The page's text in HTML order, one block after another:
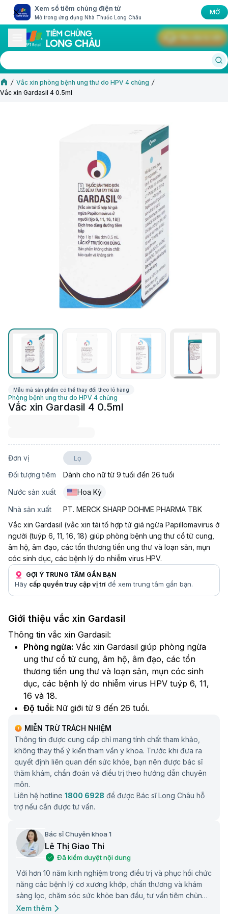
Xem sổ tiêm chủng điện tử
Mở trong ứng dụng Nhà Thuốc Long Châu
MỞ
Vắc xin Gardasil 4 0.5ml
Vắc xin phòng bệnh ung thư do HPV 4 chủng
Vắc xin Gardasil 4 0.5ml
Mẫu mã sản phẩm có thể thay đổi theo lô hàng
Phòng bệnh ung thư do HPV 4 chủng
Vắc xin Gardasil 4 0.5ml
Đơn vị Lọ
Đối tượng tiêm
Dành cho nữ từ 9 tuổi đến 26 tuổi
Nước sản xuất
Hoa Kỳ
Nhà sản xuất
PT. MERCK SHARP DOHME PHARMA TBK
Vắc xin Gardasil (vắc xin tái tổ hợp tứ giá ngừa Papillomavirus ở
người (tuýp 6, 11, 16, 18) giúp phòng bệnh ung thư cổ tử cung,
âm hộ, âm đạo, các tổn thương tiền ung thư và loạn sản, mụn
cóc sinh dục, các bệnh lý do nhiễm virus HPV.
GỢI Ý TRUNG TÂM GẦN BẠN
Hãy cấp quyền truy cập vị trí để xem trung tâm gần bạn.
Giới thiệu vắc xin Gardasil
Thông tin vắc xin Gardasil:
Phòng ngừa: Vắc xin Gardasil giúp phòng ngừa
ung thư cổ tử cung, âm hộ, âm đạo, các tổn
thương tiền ung thư và loạn sản, mụn cóc sinh
dục, các bệnh lý do nhiễm virus HPV tuýp 6, 11,
16 và 18.​
Độ tuổi: Nữ giới từ 9 đến 26 tuổi.​
Lịch tiêm chủng:
tháng. Nếu tiêm sớm (từ tròn 9 - dưới 14 tuổi), chỉ
cần 2 mũi (cách nhau 6 tháng).
Hiệu quả bảo vệ:Khả năng phòng ngừa 4 chủng
HPV là 6, 11, 16 và 18, hiệu quả bảo vệ khoảng
90%, ít tác dụng phụ nghiêm trọng.
Phụ nữ mang thai:Không khuyến cáo tiêm trong
thời kỳ mang thai.
Vắc xin Gardasil (vắc xin tái tổ hợp tứ giá ngừa
Papillomavirus ở người (tuýp 6, 11, 16, 18) phòng ngừa:
Ung thư cổ tử cungvàsùi mào gà
lây truyền qua đường tình dục và có thể gây biến
chứng nghiêm trọng. Ung thư cổ tử cung là nguyên
nhân gây tử vong hàng đầu ở phụ nữ trong độ tuổi 25
- 64 tại Việt Nam với tỉ lệ mắc bệnh trong 5 năm
MIỄN TRỪ TRÁCH NHIỆM
Thông tin được cung cấp chỉ mang tính chất tham khảo,
không thay thế ý kiến tham vấn y khoa. Trước khi đưa ra
quyết định liên quan đến sức khỏe, bạn nên được bác sĩ
thăm khám, chẩn đoán và điều trị theo hướng dẫn chuyên
môn.
Liên hệ hotline 1800 6928 để được Bác sĩ Long Châu hỗ
trợ nếu cần được tư vấn.
Bác sĩ Chuyên khoa 1
Lê Thị Giao Thi
Đã kiểm duyệt nội dung
Với hơn 10 năm kinh nghiệm trong điều trị và phục hồi chức
năng các bệnh lý cơ xương khớp, chấn thương và khám
sàng lọc, chăm sóc sức khỏe ban đầu, tư vấn tiêm chủng
và điều trị các bệnh lý ngoại trú. Được trang bị nền tảng
Xem thêm